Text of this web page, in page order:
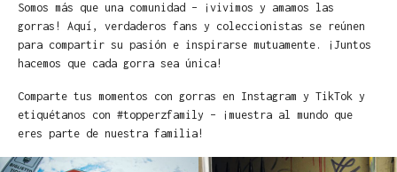
Somos más que una comunidad – ¡vivimos y amamos las
gorras! Aquí, verdaderos fans y coleccionistas se reúnen
para compartir su pasión e inspirarse mutuamente. ¡Juntos
hacemos que cada gorra sea única!
Comparte tus momentos con gorras en Instagram y TikTok y
etiquétanos con #topperzfamily – ¡muestra al mundo que
eres parte de nuestra familia!